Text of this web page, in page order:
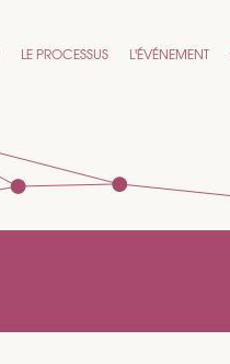
LE PROCESSUS L'ÉVÉNEMENT